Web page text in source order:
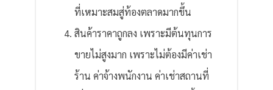
ที่เหมาะสมสู่ท้องตลาดมากขึ้น
สินค้าราคาถูกลง เพราะมีต้นทุนการ
ขายไม่สูงมาก เพราะไม่ต้องมีค่าเช่า
ร้าน ค่าจ้างพนักงาน ค่าเช่าสถานที่